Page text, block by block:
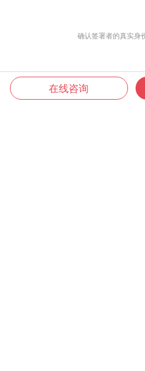
确认签署者的真实身
在线咨询